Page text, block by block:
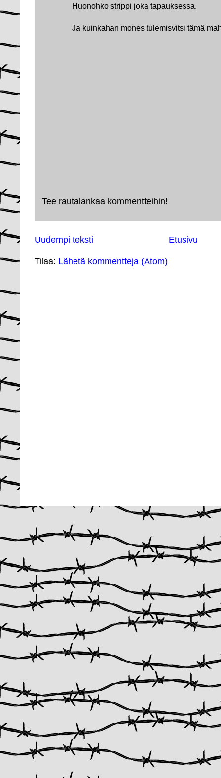
Huonohko strippi joka tapauksessa.
Ja kuinkahan mones tulemisvitsi tämä
Tee rautalankaa kommentteihin!
Uudempi teksti Etusivu
Tilaa: Lähetä kommentteja (Atom)